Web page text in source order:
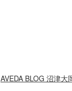
AVEDA BLOG 沼津大